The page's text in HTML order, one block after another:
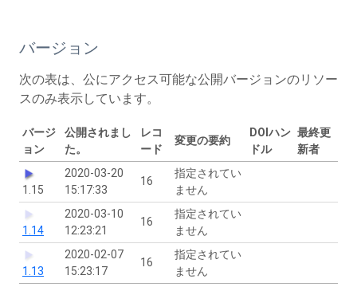
バージョン
次の表は、公にアクセス可能な公開バージョンのリソー
スのみ表示しています。
バージ
ョン
公開されまし
た。
レコ
ード
変更の要約
DOIハン
ドル
最終更
新者
1.15
2020-03-20
15:17:33
16
指定されてい
ません
1.14
2020-03-10
12:23:21
16
指定されてい
ません
1.13
2020-02-07
15:23:17
16
指定されてい
ません